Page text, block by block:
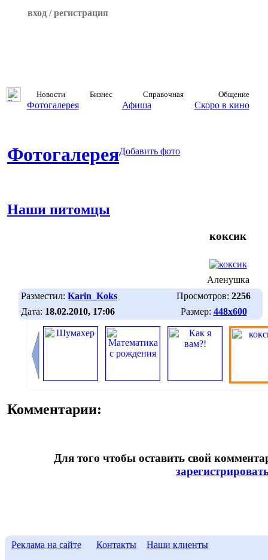
вход / регистрация
Новости Бизнес Справочная Общение
Фотогалерея Афиша Скоро в кино
ФотогалереяДобавить фото
Наши питомцы
коксик
Аленушка
Разместил: Karin_Koks Просмотров: 2256
Дата: 18.02.2010, 17:06 Размер: 448х600
Комментарии:
Для того чтобы оставить свой
Реклама на сайте Контакты Наши клиенты